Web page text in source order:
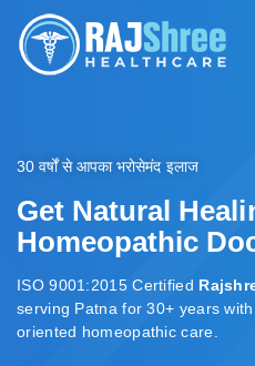
30 वर्षों से आपका भरोसेमंद इलाज
Get Natural
Homeopathic
ISO 9001:2015 Certified
serving Patna for 30+ years
oriented homeopathic care.